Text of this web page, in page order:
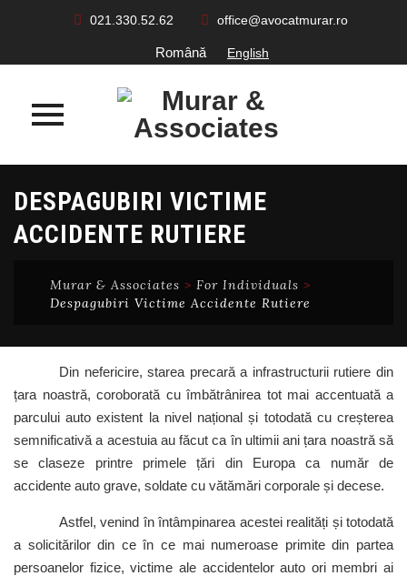
021.330.52.62 office@avocatmurar.ro
Română English
to
content
DESPAGUBIRI VICTIME
ACCIDENTE RUTIERE
Murar & Associates > For Individuals >
Despagubiri Victime Accidente Rutiere
Din nefericire, starea precară a infrastructurii rutiere din
țara noastră, coroborată cu îmbătrânirea tot mai accentuată a
parcului auto existent la nivel național și totodată cu creșterea
semnificativă a acestuia au făcut ca în ultimii ani țara noastră să
se claseze printre primele țări din Europa ca număr de
accidente auto grave, soldate cu vătămări corporale și decese.
Astfel, venind în întâmpinarea acestei realități și totodată
a solicitărilor din ce în ce mai numeroase primite din partea
persoanelor fizice, victime ale accidentelor auto ori membri ai